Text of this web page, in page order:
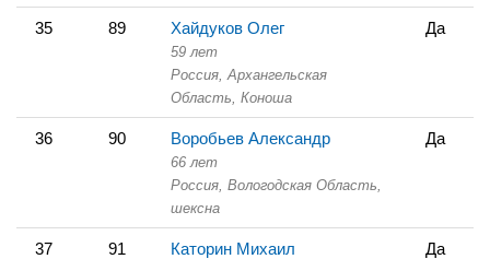
35 89 Хайдуков Олег
59 лет
Россия, Архангельская
Область, Коноша
Да
36 90 Воробьев Александр
66 лет
Россия, Вологодская Область,
шексна
Да
37 91 Каторин Михаил Да